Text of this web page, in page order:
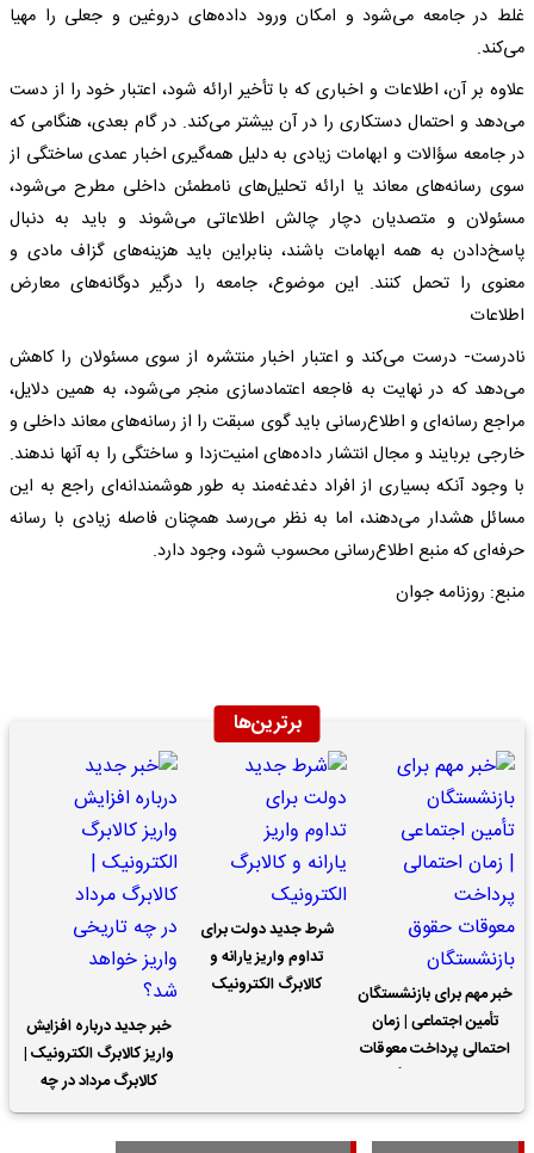
غلط در جامعه می‌شود و امکان ورود داده‌های دروغین و جعلی را مهیا
می‌کند.
علاوه بر آن، اطلاعات و اخباری که با تأخیر ارائه شود، اعتبار خود را از دست
می‌دهد و احتمال دستکاری را در آن بیشتر می‌کند. در گام بعدی، هنگامی که
در جامعه سؤالات و ابهامات زیادی به دلیل همه‌گیری اخبار عمدی ساختگی از
سوی رسانه‌های معاند یا ارائه تحلیل‌های نامطمئن داخلی مطرح می‌شود،
مسئولان و متصدیان دچار چالش اطلاعاتی می‌شوند و باید به دنبال
پاسخ‌دادن به همه ابهامات باشند، بنابراین باید هزینه‌های گزاف مادی و
معنوی را تحمل کنند. این موضوع، جامعه را درگیر دوگانه‌های معارض
اطلاعات
نادرست- درست می‌کند و اعتبار اخبار منتشره از سوی مسئولان را کاهش
می‌دهد که در نهایت به فاجعه اعتمادسازی منجر می‌شود، به همین دلایل،
مراجع رسانه‌ای و اطلاع‌رسانی باید گوی سبقت را از رسانه‌های معاند داخلی و
خارجی بربایند و مجال انتشار داده‌های امنیت‌زدا و ساختگی را به آنها ندهند.
با وجود آنکه بسیاری از افراد دغدغه‌مند به طور هوشمندانه‌ای راجع به این
مسائل هشدار می‌دهند، اما به نظر می‌رسد همچنان فاصله زیادی با رسانه
حرفه‌ای که منبع اطلاع‌رسانی محسوب شود، وجود دارد.
منبع: روزنامه جوان
برترین‌ها
خبر مهم برای بازنشستگان
تأمین اجتماعی | زمان
احتمالی پرداخت معوقات
شرط جدید دولت برای
تداوم واریز یارانه و
کالابرگ الکترونیک
خبر جدید درباره افزایش
واریز کالابرگ الکترونیک |
کالابرگ مرداد در چه
تاریخی واریز خواهد شد؟